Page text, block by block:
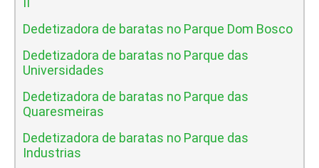
Dedetizadora de baratas no Parque Dom Bosco
Dedetizadora de baratas no Parque das
Universidades
Dedetizadora de baratas no Parque das
Quaresmeiras
Dedetizadora de baratas no Parque das
Industrias